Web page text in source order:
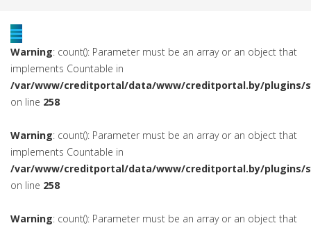
Warning: count(): Parameter must be an array or an object that
implements Countable in
/var/www/creditportal/data/www/creditportal.by/plugins/
on line 258
Warning: count(): Parameter must be an array or an object that
implements Countable in
/var/www/creditportal/data/www/creditportal.by/plugins/
on line 258
Warning: count(): Parameter must be an array or an object that